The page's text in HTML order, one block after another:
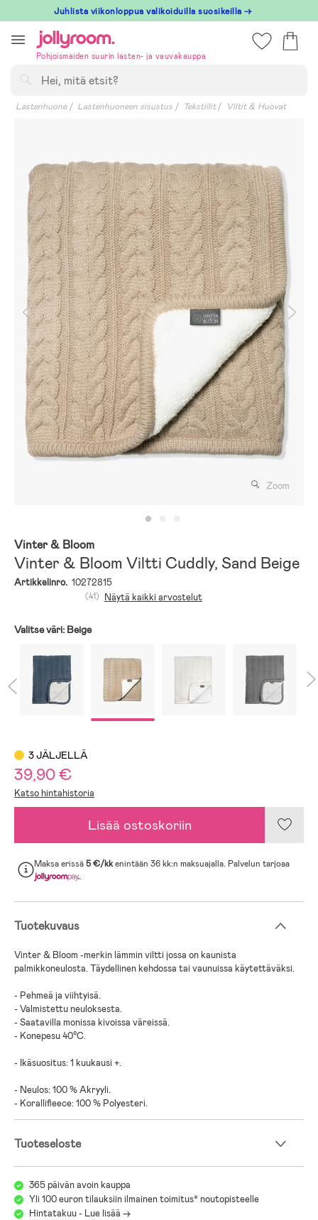
till
innehållet
Juhlista viikonloppua valikoiduilla suosikeilla →
Pohjoismaiden suurin lasten- ja vauvakauppa
Lastenhuone Lastenhuoneen sisustus Tekstiilit Viltit & Huovat
Zoom
Vinter & Bloom
Vinter & Bloom Viltti Cuddly, Sand Beige
Artikkelinro. 10272815
(41) Näytä kaikki arvostelut
Valitse väri: Beige
3 JÄLJELLÄ
39,90 €
Katso hintahistoria
Lisää ostoskoriin
Maksa erissä5 €/kkenintään 36 kk:n maksuajalla. Palvelun tarjoaa
.
Tuotekuvaus
Vinter & Bloom -merkin lämmin viltti jossa on kaunista
palmikkoneulosta. Täydellinen kehdossa tai vaunuissa käytettäväksi.
- Pehmeä ja viihtyisä.
- Valmistettu neuloksesta.
- Saatavilla monissa kivoissa väreissä.
- Konepesu 40°C.
- Ikäsuositus: 1 kuukausi +.
- Neulos: 100 % Akryyli.
- Korallifleece: 100 % Polyesteri.
Tuoteseloste
365 päivän avoin kauppa
Yli 100 euron tilauksiin ilmainen toimitus* noutopisteelle
Hintatakuu - Lue lisää ->